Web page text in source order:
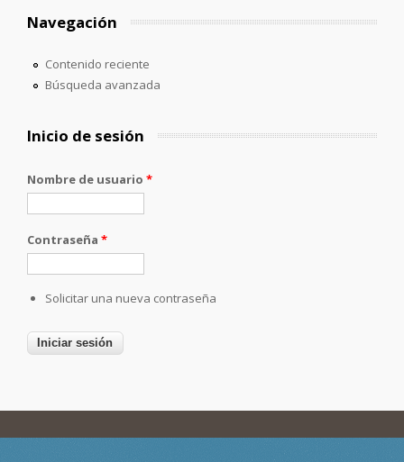
Navegación
Contenido reciente
Búsqueda avanzada
Inicio de sesión
Nombre de usuario *
Contraseña *
Solicitar una nueva contraseña